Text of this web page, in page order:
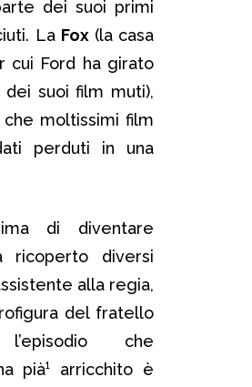
dei suoi primi
La Fox(la casa
cui Ford ha girato
suoi film muti),
moltissimi film
perduti in una
di diventare
ricoperto diversi
alla regia,
del fratello
che
pià¹ arricchito è